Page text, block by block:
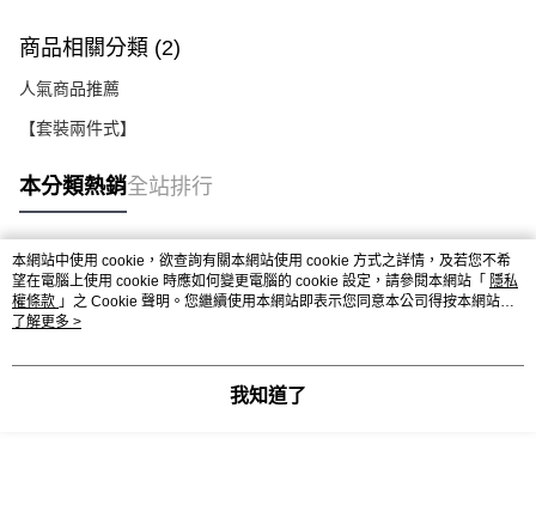
商品相關分類 (2)
人氣商品推薦
【套裝兩件式】
本分類熱銷全站排行
熱門標籤
本網站中使用 cookie，欲查詢有關本網站使用 cookie 方式之詳情，及若您不希
望在電腦上使用 cookie 時應如何變更電腦的 cookie 設定，請參閱本網站「 隱私
權條款 」之 Cookie 聲明。您繼續使用本網站即表示您同意本公司得按本網站使
用條款之 Cookie 聲明使用 cookie。
了解更多 >
我知道了